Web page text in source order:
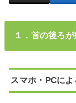
１．首の後ろ
スマホ・PCによ